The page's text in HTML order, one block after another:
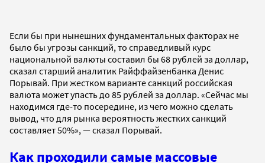
Если бы при нынешних фундаментальных факторах не
было бы угрозы санкций, то справедливый курс
национальной валюты составил бы 68 рублей за доллар,
сказал старший аналитик Райффайзенбанка Денис
Порывай. При жестком варианте санкций российская
валюта может упасть до 85 рублей за доллар. «Сейчас мы
находимся где-то посередине, из чего можно сделать
вывод, что для рынка вероятность жестких санкций
составляет 50%», — сказал Порывай.
Как проходили caмые массовые